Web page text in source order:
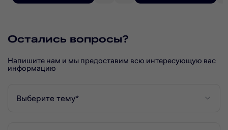
Остались вопросы?
Напишите нам и мы предоставим всю интересующую вас
информацию
Выберите тему*